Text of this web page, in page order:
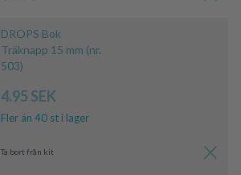
DROPS Bok
Träknapp 15 mm (nr.
503)
4.95 SEK
Fler än 40 st i lager
Ta bort från kit